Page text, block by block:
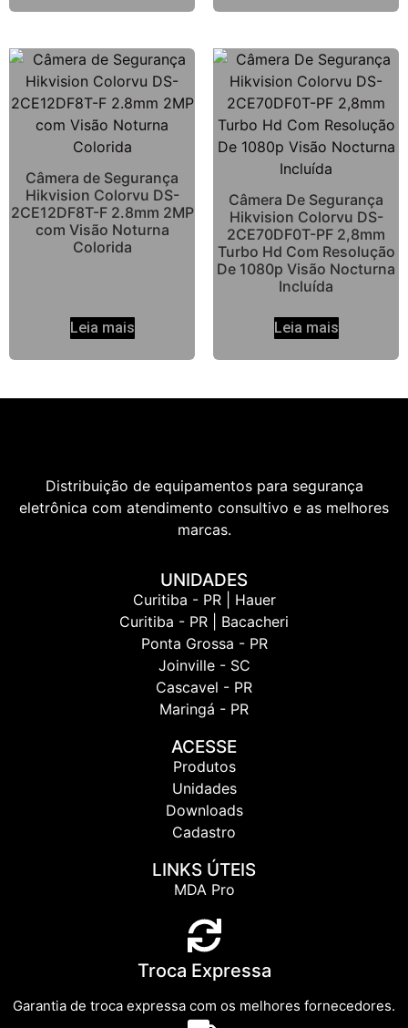
Câmera de Segurança
Hikvision Colorvu DS-
2CE12DF8T-F 2.8mm 2MP
com Visão Noturna
Colorida
Leia mais
Câmera De Segurança
Hikvision Colorvu DS-
2CE70DF0T-PF 2,8mm
Turbo Hd Com Resolução
De 1080p Visão Nocturna
Incluída
Leia mais
Distribuição de equipamentos para segurança
eletrônica com atendimento consultivo e as melhores
marcas.
UNIDADES
Curitiba - PR | Hauer
Curitiba - PR | Bacacheri
Ponta Grossa - PR
Joinville - SC
Cascavel - PR
Maringá - PR
ACESSE
Produtos
Unidades
Downloads
Cadastro
LINKS ÚTEIS
MDA Pro
Troca Expressa
Garantia de troca expressa com os melhores fornecedores.